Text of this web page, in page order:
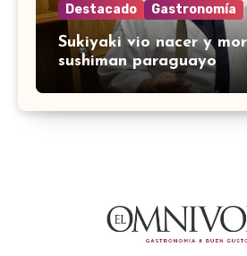
Destacado Gastronomía
Sukiyaki vio nacer y
sushiman paraguayo